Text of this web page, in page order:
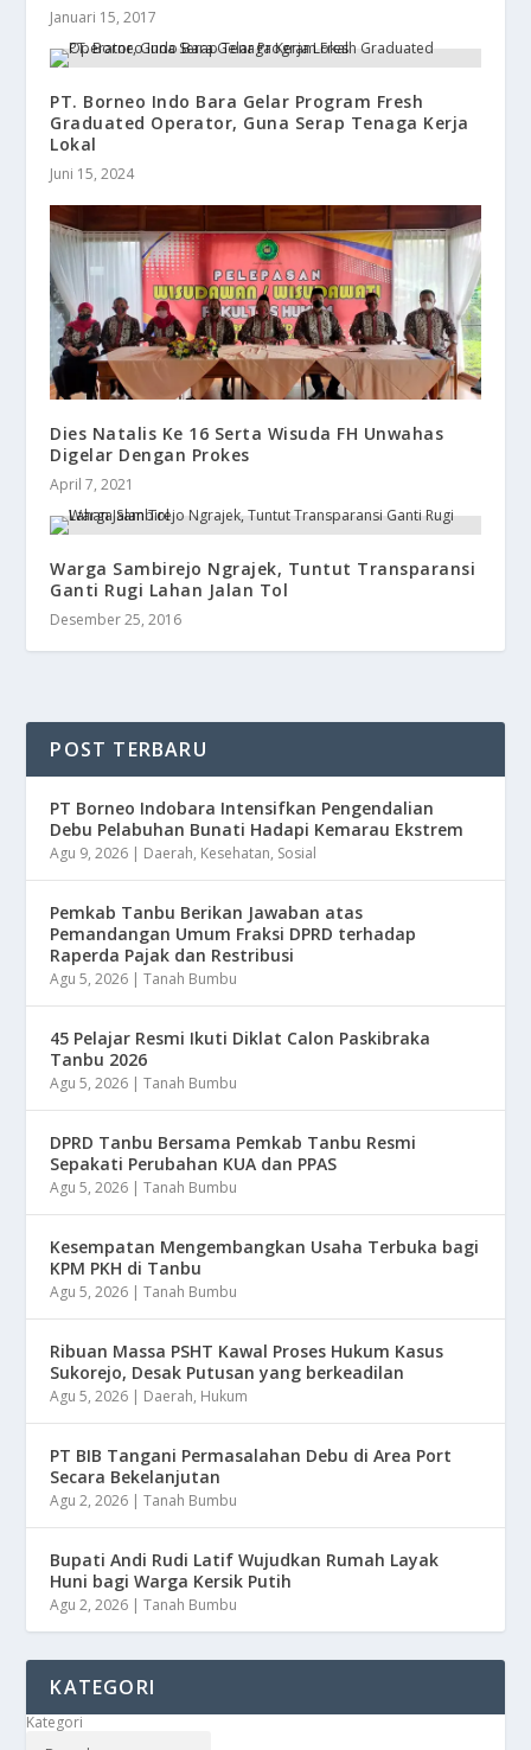
Januari 15, 2017
PT. Borneo Indo Bara Gelar Program Fresh
Graduated Operator, Guna Serap Tenaga Kerja
Lokal
Juni 15, 2024
Dies Natalis Ke 16 Serta Wisuda FH Unwahas
Digelar Dengan Prokes
April 7, 2021
Warga Sambirejo Ngrajek, Tuntut Transparansi
Ganti Rugi Lahan Jalan Tol
Desember 25, 2016
POST TERBARU
​PT Borneo Indobara Intensifkan Pengendalian
Debu Pelabuhan Bunati Hadapi Kemarau Ekstrem
Agu 9, 2026 | Daerah, Kesehatan, Sosial
Pemkab Tanbu Berikan Jawaban atas
Pemandangan Umum Fraksi DPRD terhadap
Raperda Pajak dan Restribusi
Agu 5, 2026 |Tanah Bumbu
45 Pelajar Resmi Ikuti Diklat Calon Paskibraka
Tanbu 2026
Agu 5, 2026 |Tanah Bumbu
DPRD Tanbu Bersama Pemkab Tanbu Resmi
Sepakati Perubahan KUA dan PPAS
Agu 5, 2026 |Tanah Bumbu
Kesempatan Mengembangkan Usaha Terbuka bagi
KPM PKH di Tanbu
Agu 5, 2026 |Tanah Bumbu
Ribuan Massa PSHT Kawal Proses Hukum Kasus
Sukorejo, Desak Putusan yang berkeadilan
Agu 5, 2026 | Daerah, Hukum
PT BIB Tangani Permasalahan Debu di Area Port
Secara Bekelanjutan
Agu 2, 2026 |Tanah Bumbu
Bupati Andi Rudi Latif Wujudkan Rumah Layak
Huni bagi Warga Kersik Putih
Agu 2, 2026 |Tanah Bumbu
KATEGORI
Kategori